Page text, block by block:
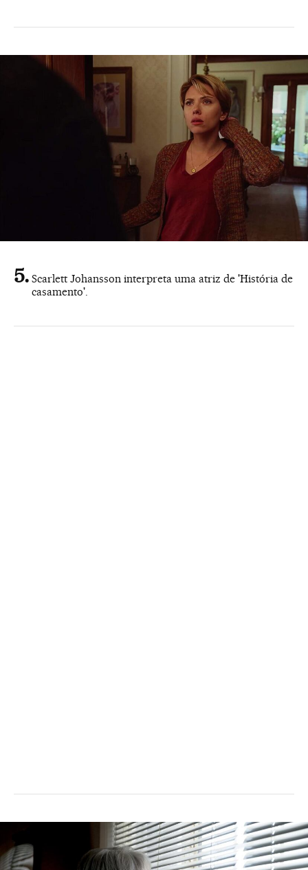
Scarlett Johansson interpreta uma atriz de 'História de
casamento'.